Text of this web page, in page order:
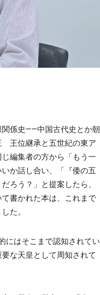
係史――中国古代史とか朝
王位継承と五世紀の東ア
編集者の方から「もう一
か話し合い、「『倭の五
ろう？」と提案したら、
書かれた本は、これまで
た。
にはそこまで認知されてい
な天皇として周知されて